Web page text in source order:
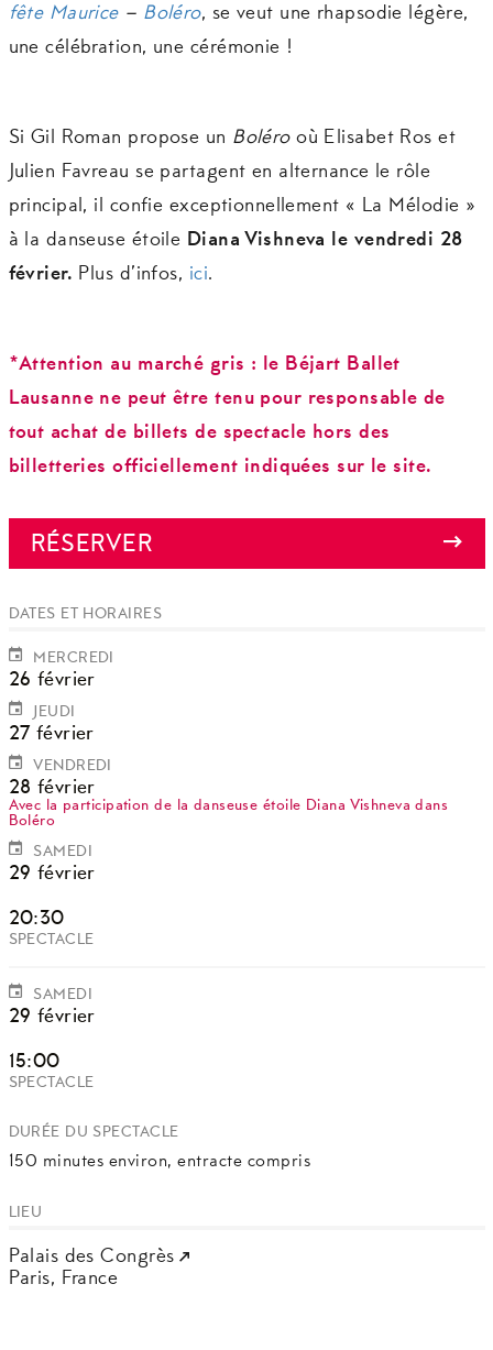
fête Maurice– Boléro, se veut une rhapsodie légère,
une célébration, une cérémonie !
Si Gil Roman propose un Bolérooù Elisabet Ros et
Julien Favreau se partagent en alternance le rôle
principal, il confie exceptionnellement « La Mélodie »
à la danseuse étoile Diana Vishneva le vendredi 28
février. Plus d’infos, ici.
*Attention au marché gris : le Béjart Ballet
Lausanne ne peut être tenu pour responsable de
tout achat de billets de spectacle hors des
billetteries officiellement indiquées sur le site.
RÉSERVER
DATES ET HORAIRES
MERCREDI
26 février
JEUDI
27 février
VENDREDI
28 février
Avec la participation de la danseuse étoile Diana Vishneva dans
Boléro
SAMEDI
29 février
20:30
SPECTACLE
SAMEDI
29 février
15:00
SPECTACLE
DURÉE DU SPECTACLE
150 minutes environ, entracte compris
LIEU
Palais des Congrès
Paris, France